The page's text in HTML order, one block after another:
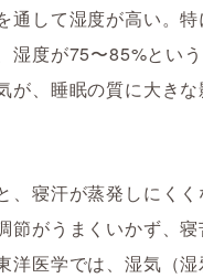
通して湿度が高い。
湿度が75〜85%とい
が、睡眠の質に大き
、寝汗が蒸発しにく
節がうまくいかず、寝
洋医学では、湿気（